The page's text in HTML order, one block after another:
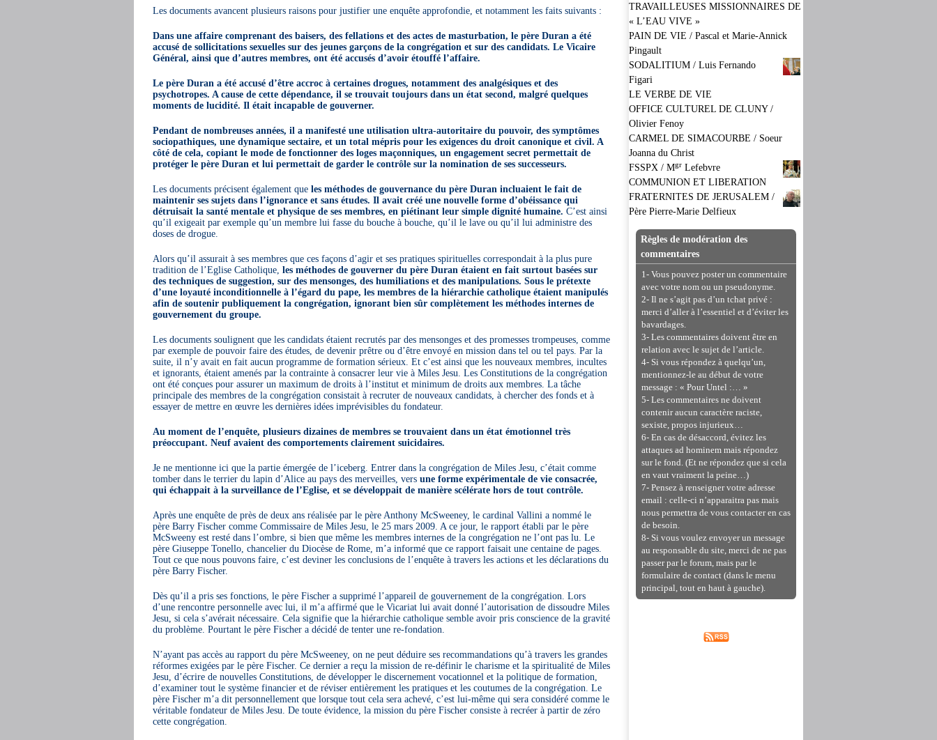
Les documents avancent plusieurs raisons pour justifier une enquête approfondie, et notamment les faits suivants :
Dans une affaire comprenant des baisers, des fellations et des actes de masturbation, le père Duran a été
accusé de sollicitations sexuelles sur des jeunes garçons de la congrégation et sur des candidats. Le Vicaire
Général, ainsi que d’autres membres, ont été accusés d’avoir étouffé l’affaire.
Le père Duran a été accusé d’être accroc à certaines drogues, notamment des analgésiques et des
psychotropes. A cause de cette dépendance, il se trouvait toujours dans un état second, malgré quelques
moments de lucidité. Il était incapable de gouverner.
Pendant de nombreuses années, il a manifesté une utilisation ultra-autoritaire du pouvoir, des symptômes
sociopathiques, une dynamique sectaire, et un total mépris pour les exigences du droit canonique et civil. A
côté de cela, copiant le mode de fonctionner des loges maçonniques, un engagement secret permettait de
protéger le père Duran et lui permettait de garder le contrôle sur la nomination de ses successeurs.
Les documents précisent également que les méthodes de gouvernance du père Duran incluaient le fait de
maintenir ses sujets dans l’ignorance et sans études. Il avait créé une nouvelle forme d’obéissance qui
détruisait la santé mentale et physique de ses membres, en piétinant leur simple dignité humaine. C’est ainsi
qu’il exigeait par exemple qu’un membre lui fasse du bouche à bouche, qu’il le lave ou qu’il lui administre des
doses de drogue.
Alors qu’il assurait à ses membres que ces façons d’agir et ses pratiques spirituelles correspondait à la plus pure
tradition de l’Eglise Catholique, les méthodes de gouverner du père Duran étaient en fait surtout basées sur
des techniques de suggestion, sur des mensonges, des humiliations et des manipulations. Sous le prétexte
d’une loyauté inconditionnelle à l’égard du pape, les membres de la hiérarchie catholique étaient manipulés
afin de soutenir publiquement la congrégation, ignorant bien sûr complètement les méthodes internes de
gouvernement du groupe.
Les documents soulignent que les candidats étaient recrutés par des mensonges et des promesses trompeuses, comme
par exemple de pouvoir faire des études, de devenir prêtre ou d’être envoyé en mission dans tel ou tel pays. Par la
suite, il n’y avait en fait aucun programme de formation sérieux. Et c’est ainsi que les nouveaux membres, incultes
et ignorants, étaient amenés par la contrainte à consacrer leur vie à Miles Jesu. Les Constitutions de la congrégation
ont été conçues pour assurer un maximum de droits à l’institut et minimum de droits aux membres. La tâche
principale des membres de la congrégation consistait à recruter de nouveaux candidats, à chercher des fonds et à
essayer de mettre en œuvre les dernières idées imprévisibles du fondateur.
Au moment de l’enquête, plusieurs dizaines de membres se trouvaient dans un état émotionnel très
préoccupant. Neuf avaient des comportements clairement suicidaires.
Je ne mentionne ici que la partie émergée de l’iceberg. Entrer dans la congrégation de Miles Jesu, c’était comme
tomber dans le terrier du lapin d’Alice au pays des merveilles, vers une forme expérimentale de vie consacrée,
qui échappait à la surveillance de l’Eglise, et se développait de manière scélérate hors de tout contrôle.
Après une enquête de près de deux ans réalisée par le père Anthony McSweeney, le cardinal Vallini a nommé le
père Barry Fischer comme Commissaire de Miles Jesu, le 25 mars 2009. A ce jour, le rapport établi par le père
McSweeny est resté dans l’ombre, si bien que même les membres internes de la congrégation ne l’ont pas lu. Le
père Giuseppe Tonello, chancelier du Diocèse de Rome, m’a informé que ce rapport faisait une centaine de pages.
Tout ce que nous pouvons faire, c’est deviner les conclusions de l’enquête à travers les actions et les déclarations du
père Barry Fischer.
Dès qu’il a pris ses fonctions, le père Fischer a supprimé l’appareil de gouvernement de la congrégation. Lors
d’une rencontre personnelle avec lui, il m’a affirmé que le Vicariat lui avait donné l’autorisation de dissoudre Miles
Jesu, si cela s’avérait nécessaire. Cela signifie que la hiérarchie catholique semble avoir pris conscience de la gravité
du problème. Pourtant le père Fischer a décidé de tenter une re-fondation.
N’ayant pas accès au rapport du père McSweeney, on ne peut déduire ses recommandations qu’à travers les grandes
réformes exigées par le père Fischer. Ce dernier a reçu la mission de re-définir le charisme et la spiritualité de Miles
Jesu, d’écrire de nouvelles Constitutions, de développer le discernement vocationnel et la politique de formation,
d’examiner tout le système financier et de réviser entièrement les pratiques et les coutumes de la congrégation. Le
père Fischer m’a dit personnellement que lorsque tout cela sera achevé, c’est lui-même qui sera considéré comme le
véritable fondateur de Miles Jesu. De toute évidence, la mission du père Fischer consiste à recréer à partir de zéro
cette congrégation.
TRAVAILLEUSES MISSIONNAIRES DE
« L’EAU VIVE »
PAIN DE VIE / Pascal et Marie-Annick
Pingault
SODALITIUM / Luis Fernando
Figari
LE VERBE DE VIE
OFFICE CULTUREL DE CLUNY /
Olivier Fenoy
CARMEL DE SIMACOURBE / Soeur
Joanna du Christ
FSSPX / Mgr Lefebvre
COMMUNION ET LIBERATION
FRATERNITES DE JERUSALEM /
Père Pierre-Marie Delfieux
Règles de modération des
commentaires
1- Vous pouvez poster un commentaire
avec votre nom ou un pseudonyme.
2- Il ne s’agit pas d’un tchat privé :
merci d’aller à l’essentiel et d’éviter les
bavardages.
3- Les commentaires doivent être en
relation avec le sujet de l’article.
4- Si vous répondez à quelqu’un,
mentionnez-le au début de votre
message : « Pour Untel :… »
5- Les commentaires ne doivent
contenir aucun caractère raciste,
sexiste, propos injurieux…
6- En cas de désaccord, évitez les
attaques ad hominem mais répondez
sur le fond. (Et ne répondez que si cela
en vaut vraiment la peine…)
7- Pensez à renseigner votre adresse
email : celle-ci n’apparaitra pas mais
nous permettra de vous contacter en cas
de besoin.
8- Si vous voulez envoyer un message
au responsable du site, merci de ne pas
passer par le forum, mais par le
formulaire de contact (dans le menu
principal, tout en haut à gauche).